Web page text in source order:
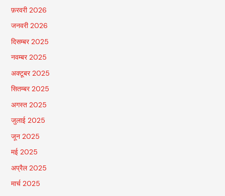
फ़रवरी 2026
जनवरी 2026
दिसम्बर 2025
नवम्बर 2025
अक्टूबर 2025
सितम्बर 2025
अगस्त 2025
जुलाई 2025
जून 2025
मई 2025
अप्रैल 2025
मार्च 2025